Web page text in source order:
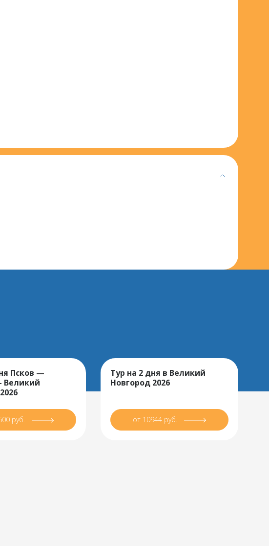
Псков —
Великий
руб.
Тур на 2 дня в Великий
Новгород 2026
от 10944 руб.